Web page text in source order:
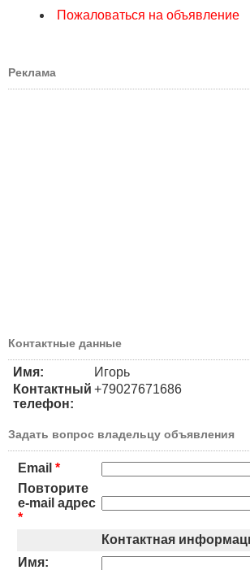
Пожаловаться на объявление
Реклама
Контактные данные
Имя:
Игорь
Контактный
телефон:
+79027671686
Задать вопрос владельцу объявления
Email *
Повторите
e-mail адрес
*
Контактная
Имя: